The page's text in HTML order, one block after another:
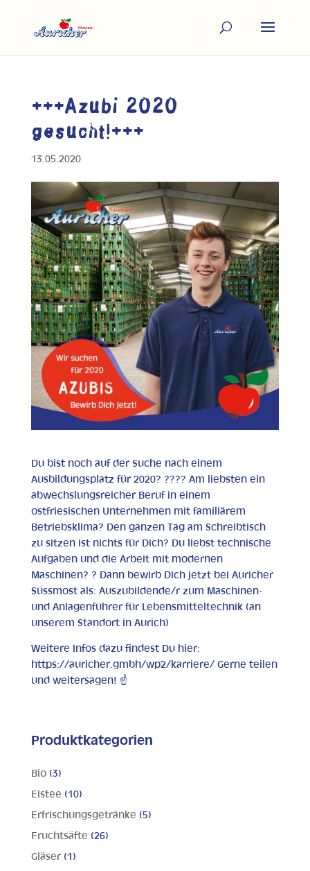
+++Azubi 2020
gesucht!+++
13.05.2020
Du bist noch auf der Suche nach einem
Ausbildungsplatz für 2020? ?‍??‍? Am liebsten ein
abwechslungsreicher Beruf in einem
ostfriesischen Unternehmen mit familiärem
Betriebsklima? Den ganzen Tag am Schreibtisch
zu sitzen ist nichts für Dich? Du liebst technische
Aufgaben und die Arbeit mit modernen
Maschinen? ? Dann bewirb Dich jetzt bei Auricher
Süssmost als: Auszubildende/r zum Maschinen-
und Anlagenführer für Lebensmitteltechnik (an
unserem Standort in Aurich)
Weitere Infos dazu findest Du hier:
https://auricher.gmbh/wp2/karriere/ Gerne teilen
und weitersagen! ☝️
Produktkategorien
Bio (3)
Eistee (10)
Erfrischungsgetränke (5)
Fruchtsäfte (26)
Gläser (1)